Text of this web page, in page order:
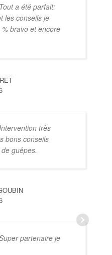
Tout a été parfait:
les conseils je
bravo et encore
très
bons conseils
guêpes.
partenaire je